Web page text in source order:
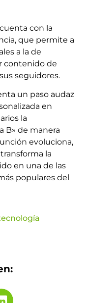
con la
que permite a
a la de
contenido de
seguidores.
un paso audaz
en
la
B» de manera
evoluciona,
la
en una de las
populares del